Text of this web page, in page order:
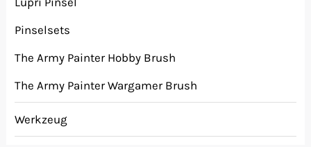
Pinselsets
The Army Painter Hobby Brush
The Army Painter Wargamer Brush
Werkzeug